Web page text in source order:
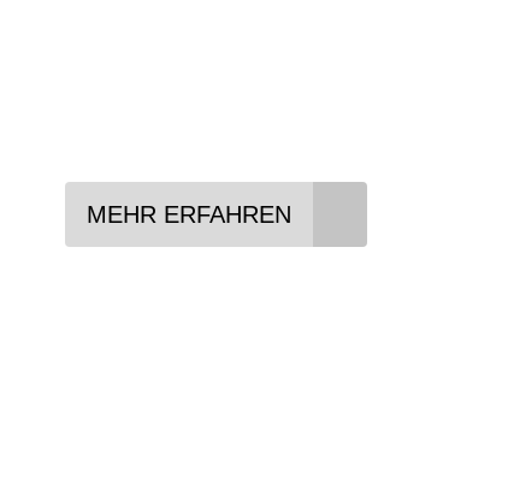
MEHR ERFAHREN